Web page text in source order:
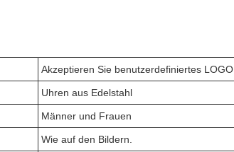
Akzeptieren Sie benutzerdefiniertes LOGO
Uhren aus Edelstahl
Männer und Frauen
Wie auf den Bildern.